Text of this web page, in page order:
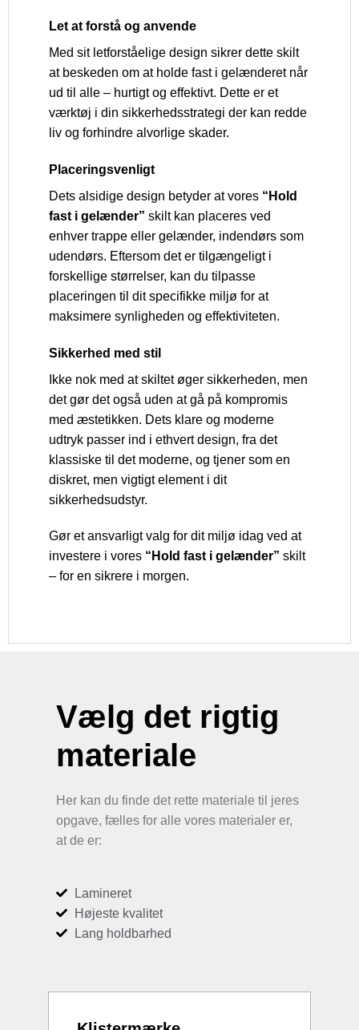
Let at forstå og anvende
Med sit letforståelige design sikrer dette skilt
at beskeden om at holde fast i gelænderet når
ud til alle – hurtigt og effektivt. Dette er et
værktøj i din sikkerhedsstrategi der kan redde
liv og forhindre alvorlige skader.
Placeringsvenligt
Dets alsidige design betyder at vores “Hold
fast i gelænder” skilt kan placeres ved
enhver trappe eller gelænder, indendørs som
udendørs. Eftersom det er tilgængeligt i
forskellige størrelser, kan du tilpasse
placeringen til dit specifikke miljø for at
maksimere synligheden og effektiviteten.
Sikkerhed med stil
Ikke nok med at skiltet øger sikkerheden, men
det gør det også uden at gå på kompromis
med æstetikken. Dets klare og moderne
udtryk passer ind i ethvert design, fra det
klassiske til det moderne, og tjener som en
diskret, men vigtigt element i dit
sikkerhedsudstyr.
Gør et ansvarligt valg for dit miljø idag ved at
investere i vores “Hold fast i gelænder” skilt
– for en sikrere i morgen.
Vælg det rigtig
materiale
Her kan du finde det rette materiale til jeres
opgave, fælles for alle vores materialer er,
at de er:
Lamineret
Højeste kvalitet
Lang holdbarhed